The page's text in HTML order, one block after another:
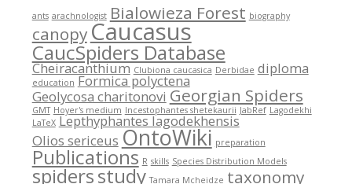
ants arachnologist Bialowieza Forest biography
canopyCaucasus
CaucSpiders Database
Cheiracanthium Clubiona caucasica Derbidae diploma
education Formica polyctena
Geolycosa charitonovi Georgian Spiders
GMT Hoyer's medium Incestophantes shetekaurii JabRef Lagodekhi
LaTeX Lepthyphantes lagodekhensis
Olios sericeus OntoWiki preparation
Publications R skills Species Distribution Models
spidersstudy Tamara Mcheidze taxonomy